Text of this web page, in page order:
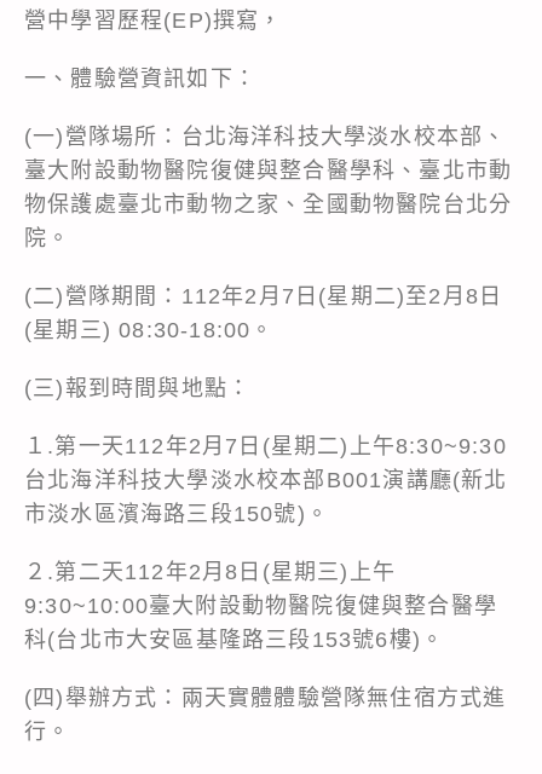
營中學習歷程(EP)撰寫，
一、體驗營資訊如下：
(一)營隊場所：台北海洋科技大學淡水校本部、
臺大附設動物醫院復健與整合醫學科、臺北市動
物保護處臺北市動物之家、全國動物醫院台北分
院。
(二)營隊期間：112年2月7日(星期二)至2月8日
(星期三) 08:30-18:00。
(三)報到時間與地點：
１.第一天112年2月7日(星期二)上午8:30~9:30
台北海洋科技大學淡水校本部B001演講廳(新北
市淡水區濱海路三段150號)。
２.第二天112年2月8日(星期三)上午
9:30~10:00臺大附設動物醫院復健與整合醫學
科(台北市大安區基隆路三段153號6樓)。
(四)舉辦方式：兩天實體體驗營隊無住宿方式進
行。